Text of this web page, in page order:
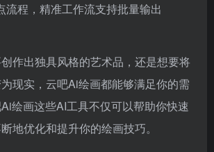
流程，精准工作流支持批量输出
作出独具风格的艺术品，还是想要将
现实， 云吧Ai绘画都能够满足你的需
绘画这些AI工具不仅可以帮助你快速
地优化和提升你的绘画技巧。